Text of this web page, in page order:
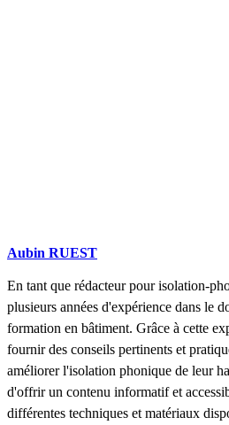
Aubin RUEST
En tant que rédacteur pour isolation-
plusieurs années d'expérience dans le
formation en bâtiment. Grâce à cette
fournir des conseils pertinents et
améliorer l'isolation phonique de leur
d'offrir un contenu informatif et
différentes techniques et matériaux